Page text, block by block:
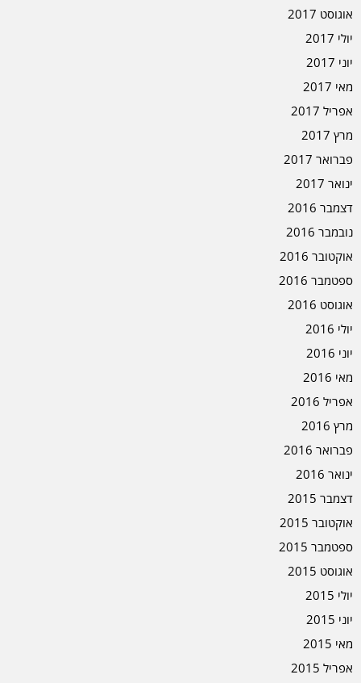
אוגוסט 2017
יולי 2017
יוני 2017
מאי 2017
אפריל 2017
מרץ 2017
פברואר 2017
ינואר 2017
דצמבר 2016
נובמבר 2016
אוקטובר 2016
ספטמבר 2016
אוגוסט 2016
יולי 2016
יוני 2016
מאי 2016
אפריל 2016
מרץ 2016
פברואר 2016
ינואר 2016
דצמבר 2015
אוקטובר 2015
ספטמבר 2015
אוגוסט 2015
יולי 2015
יוני 2015
מאי 2015
אפריל 2015